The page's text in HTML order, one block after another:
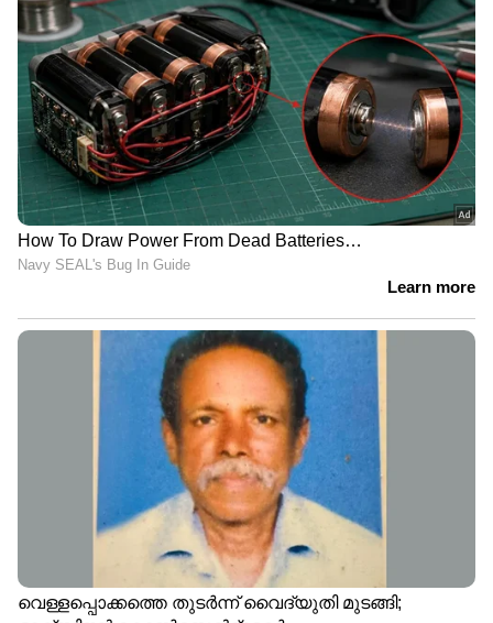
പ്രതിബദ്ധതയും ഉപഭോക്താക്കളുടെ
വിശ്വാസവുമാണ് മില്‍മയുടെ ഉയര്‍ച്ചയുടെ രണ്ട്
തൂണുകള്‍. പ്രതിസന്ധി ഘട്ടത്തില്‍ പോലും
കര്‍ഷകരുടെ പ്രയത്നത്തിന് ഏറ്റവും ഉയര്‍ന്ന
വില തന്നെ ലഭിച്ചുവെന്ന് മില്‍മ ഉറപ്പു വരുത്തി.
അതോടൊപ്പം ഉപഭോക്താക്കള്‍ക്ക് ഒരു ദിവസം
പോലും മുടക്കം വരുത്താതെ പാലും
പാലുല്‍പ്പന്നങ്ങളും ലഭ്യമാക്കുകയും
ചെയ്തുവെന്നും അദ്ദേഹം ചൂണ്ടിക്കാട്ടി.
649,057 വിദേശികളെത്തി, കേരളത്തിന്
സര്‍വകാല റെക്കോർഡെന്ന് ടൂറിസം
വകുപ്പ്; നാട് കാണാൻ വരുന്നവരുടെ എണ്ണം
തേക്കടിയില്‍ പ്രത്യേക പൂജ; ജൂൺ ഒന്നിന്
തന്നെ മുല്ലപ്പെരിയാറിൽ നിന്ന് തമിഴ്നാട്
വെള്ളം കൊണ്ടുപോയി തുടങ്ങി